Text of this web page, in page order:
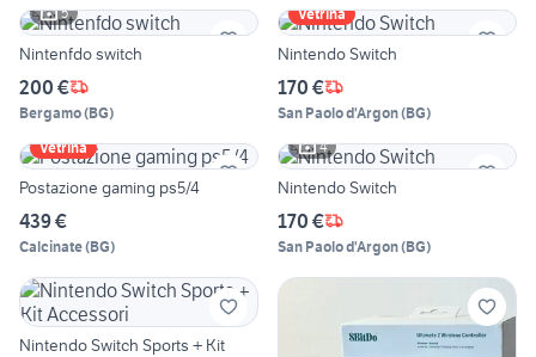
5
Nintenfdo switch
200 €
Bergamo(BG)
Vetrina
Nintendo Switch
170 €
San Paolo d'Argon(BG)
Vetrina
Postazione gaming ps5/4
439 €
Calcinate(BG)
4
Nintendo Switch
170 €
San Paolo d'Argon(BG)
Nintendo Switch Sports + Kit